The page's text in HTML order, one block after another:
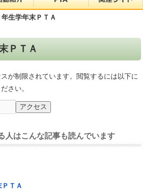
年生学年末ＰＴＡ
ＰＴＡ
が制限されています。閲覧するには以下に
さい。
人はこんな記事も読んでいます
ＴＡ